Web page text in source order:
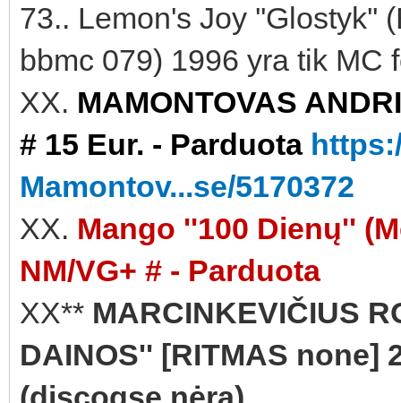
73.. Lemon's Joy ''Glostyk''
bbmc 079) 1996 yra tik MC
XX. MAMONTOVAS
# 15 Eur. - Parduota
Mamontov...se/5170372
XX. Mango ''100 Dienų''
NM/VG+ # - Parduota
XX** MARCINKEVIČIUS
DAINOS'' [RITMAS none]